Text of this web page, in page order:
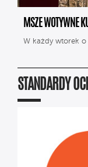
MSZE WOTYWNE
W każdy wtorek
STANDARDY